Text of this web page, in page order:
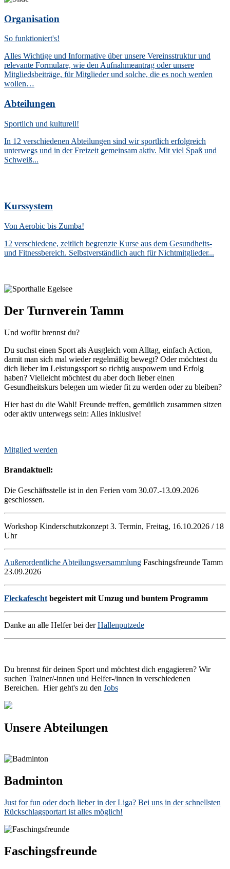
Organisation
So funktioniert's!
Alles Wichtige und Informative über unsere Vereinsstruktur und
relevante Formulare, wie den Aufnahmeantrag oder unsere
Mitgliedsbeiträge, für Mitglieder und solche, die es noch werden
wollen…
Abteilungen
Sportlich und kulturell!
In 12 verschiedenen Abteilungen sind wir sportlich erfolgreich
unterwegs und in der Freizeit gemeinsam aktiv. Mit viel Spaß und
Schweiß...
Kurssystem
Von Aerobic bis Zumba!
12 verschiedene, zeitlich begrenzte Kurse aus dem Gesundheits-
und Fitnessbereich. Selbstverständlich auch für Nichtmitglieder...
Der Turnverein Tamm
Und wofür brennst du?
Du suchst einen Sport als Ausgleich vom Alltag, einfach Action,
damit man sich mal wieder regelmäßig bewegt? Oder möchtest du
dich lieber im Leistungssport so richtig auspowern und Erfolg
haben? Vielleicht möchtest du aber doch lieber einen
Gesundheitskurs belegen um wieder fit zu werden oder zu bleiben?
Hier hast du die Wahl! Freunde treffen, gemütlich zusammen sitzen
oder aktiv unterwegs sein: Alles inklusive!
Mitglied werden
Brandaktuell:
Die Geschäftsstelle ist in den Ferien vom 30.07.-13.09.2026
geschlossen.
Workshop Kinderschutzkonzept 3. Termin, Freitag, 16.10.2026 / 18
Uhr
Außerordentliche Abteilungsversammlung Faschingsfreunde Tamm
23.09.2026
Fleckafescht begeistert mit Umzug und buntem Programm
Danke an alle Helfer bei derHallenputzede
Du brennst für deinen Sport und möchtest dich engagieren? Wir
suchen Trainer/-innen und Helfer-/innen in verschiedenen
Bereichen. Hier geht's zu den Jobs
Unsere Abteilungen
Badminton
Just for fun oder doch lieber in der Liga? Bei uns in der schnellsten
Rückschlagsportart ist alles möglich!
Faschingsfreunde